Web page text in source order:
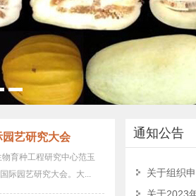
艺研究大会
育种工程研究中心范玉
际园艺研究大会。大...
通知公告
关于征集
转发《关于
关于组织申
关于2023年